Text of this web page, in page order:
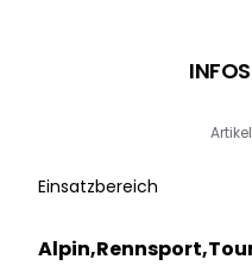
Einsatzbereich